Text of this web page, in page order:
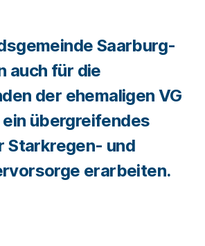
Saarburg-
auch für die
der ehemaligen VG
ein übergreifendes
Starkregen- und
erarbeiten.